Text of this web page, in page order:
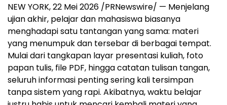
NEW YORK, 22 Mei 2026 /PRNewswire/ — Menjelang
ujian akhir, pelajar dan mahasiswa biasanya
menghadapi satu tantangan yang sama: materi
yang menumpuk dan tersebar di berbagai tempat.
Mulai dari tangkapan layar presentasi kuliah, foto
papan tulis, file PDF, hingga catatan tulisan tangan,
seluruh informasi penting sering kali tersimpan
tanpa sistem yang rapi. Akibatnya, waktu belajar